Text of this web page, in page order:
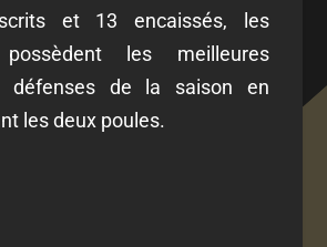
et 13 encaissés, les
possèdent les meilleures
défenses de la saison en
les deux poules.